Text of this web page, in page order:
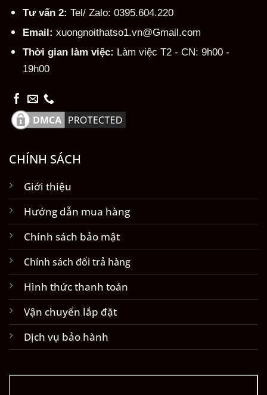
Tư vấn 2: Tel/ Zalo: 0395.604.220
Email: xuongnoithatso1.vn@Gmail.com
Thời gian làm việc: Làm việc T2 - CN: 9h00 -
19h00
CHÍNH SÁCH
Giới thiệu
Hướng dẫn mua hàng
Chính sách bảo mật
Chính sách đổi trả hàng
Hình thức thanh toán
Vận chuyển lắp đặt
Dịch vụ bảo hành